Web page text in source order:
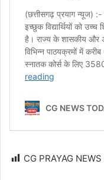
CG PRAYAG NEWS